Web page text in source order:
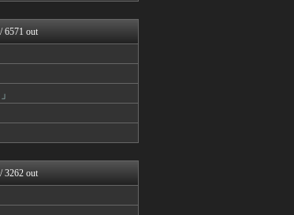
んねる
ねる
ねる
ねる
んねる
6571 out
3262 out